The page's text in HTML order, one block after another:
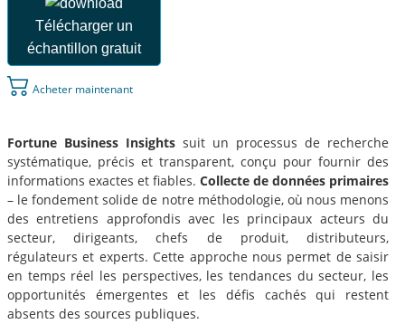
Télécharger un
échantillon gratuit
Acheter maintenant
Fortune Business Insights suit un processus de recherche
systématique, précis et transparent, conçu pour fournir des
informations exactes et fiables. Collecte de données primaires
– le fondement solide de notre méthodologie, où nous menons
des entretiens approfondis avec les principaux acteurs du
secteur, dirigeants, chefs de produit, distributeurs,
régulateurs et experts. Cette approche nous permet de saisir
en temps réel les perspectives, les tendances du secteur, les
opportunités émergentes et les défis cachés qui restent
absents des sources publiques.